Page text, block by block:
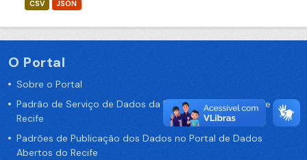
CSV JSON
O Portal
Sobre o Portal
Padrão de Serviço de Dados da Prefeitura da Cidade de
Recife
Padrões de Publicação dos Dados no Portal de Dados
Abertos do Recife